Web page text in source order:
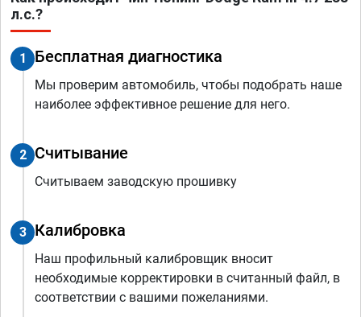
л.с.?
1 Бесплатная диагностика
Мы проверим автомобиль, чтобы подобрать наше
наиболее эффективное решение для него.
2 Считывание
Считываем заводскую прошивку
3 Калибровка
Наш профильный калибровщик вносит
необходимые корректировки в считанный файл, в
соответствии с вашими пожеланиями.